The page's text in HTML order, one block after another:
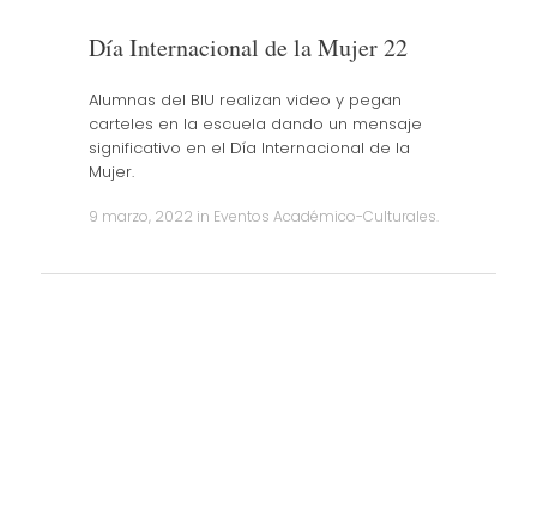
Día Internacional de la Mujer 22
Alumnas del BIU realizan video y pegan
carteles en la escuela dando un mensaje
significativo en el Día Internacional de la
Mujer.
9 marzo, 2022 in Eventos Académico-Culturales.